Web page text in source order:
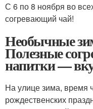
С 6 по 8 ноября во
согревающий чай!
Необычные
Полезные
напитки —
На улице зима, время
рождественских